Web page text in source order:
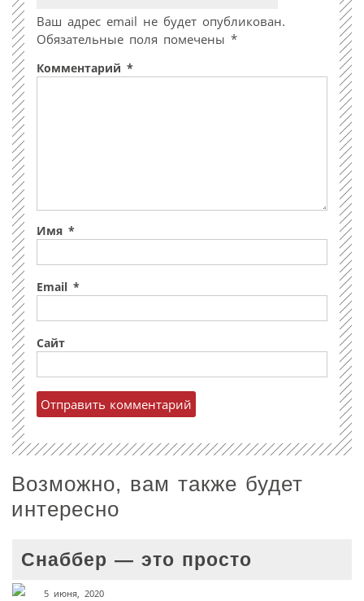
Ваш адрес email не будет опубликован.
Обязательные поля помечены *
Комментарий *
Имя *
Email *
Сайт
Возможно, вам также будет
интересно
Снаббер — это просто
5 июня, 2020